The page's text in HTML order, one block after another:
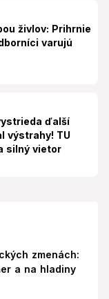
živlov: Prihrnie
varujú
ďalší
výstrahy! TU
silný vietor
zmenách:
a na hladiny